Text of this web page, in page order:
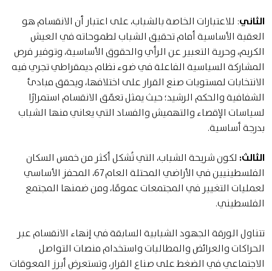
الثاني: للاعتبارات الخاصة بالشباب، على اعتبار أن الانقسام هو
العقبة الأساسية أمام تحقيق الشباب لطموحاته في العيش
الكريم، وحرية التعبير عن الرأي والحقوق الأساسية، وتوفير فرص
المشاركة السياسية الفاعلة في ضوء نظام ديمقراطي تجري فيه
الانتخابات لمستويات صنع القرار على اختلافها، ويحقق مبادئ
الشفافية والحكم الرشيد؛ حيث يمثل تعمّق الانقسام استمرارًا
لسياسات الإقصاء والتهميش والفساد التي يعاني منها الشباب
بدرجة أساسية.
الثالث: لكون شريحة الشباب، التي تُشكل أكثر من خمس السكان
الفلسطينيين في الأراضي المحتلة العام 67، المحفز الأساسي
لعمليات التغيير في المجتمعات عمومًا، ومن ضمنها المجتمع
الفلسطيني.
تتناول الورقة الجهود الشبابية السابقة في إنهاء الانقسام عبر
الحراكات والعرائض والمطالبات واستخدام منصات التواصل
الاجتماعي في الضغط على صناع القرار، وتستعرض أبرز المعوقات